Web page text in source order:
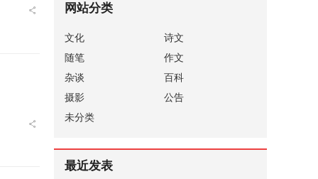
网站分类
文化
诗文
随笔
作文
杂谈
百科
摄影
公告
未分类
最近发表